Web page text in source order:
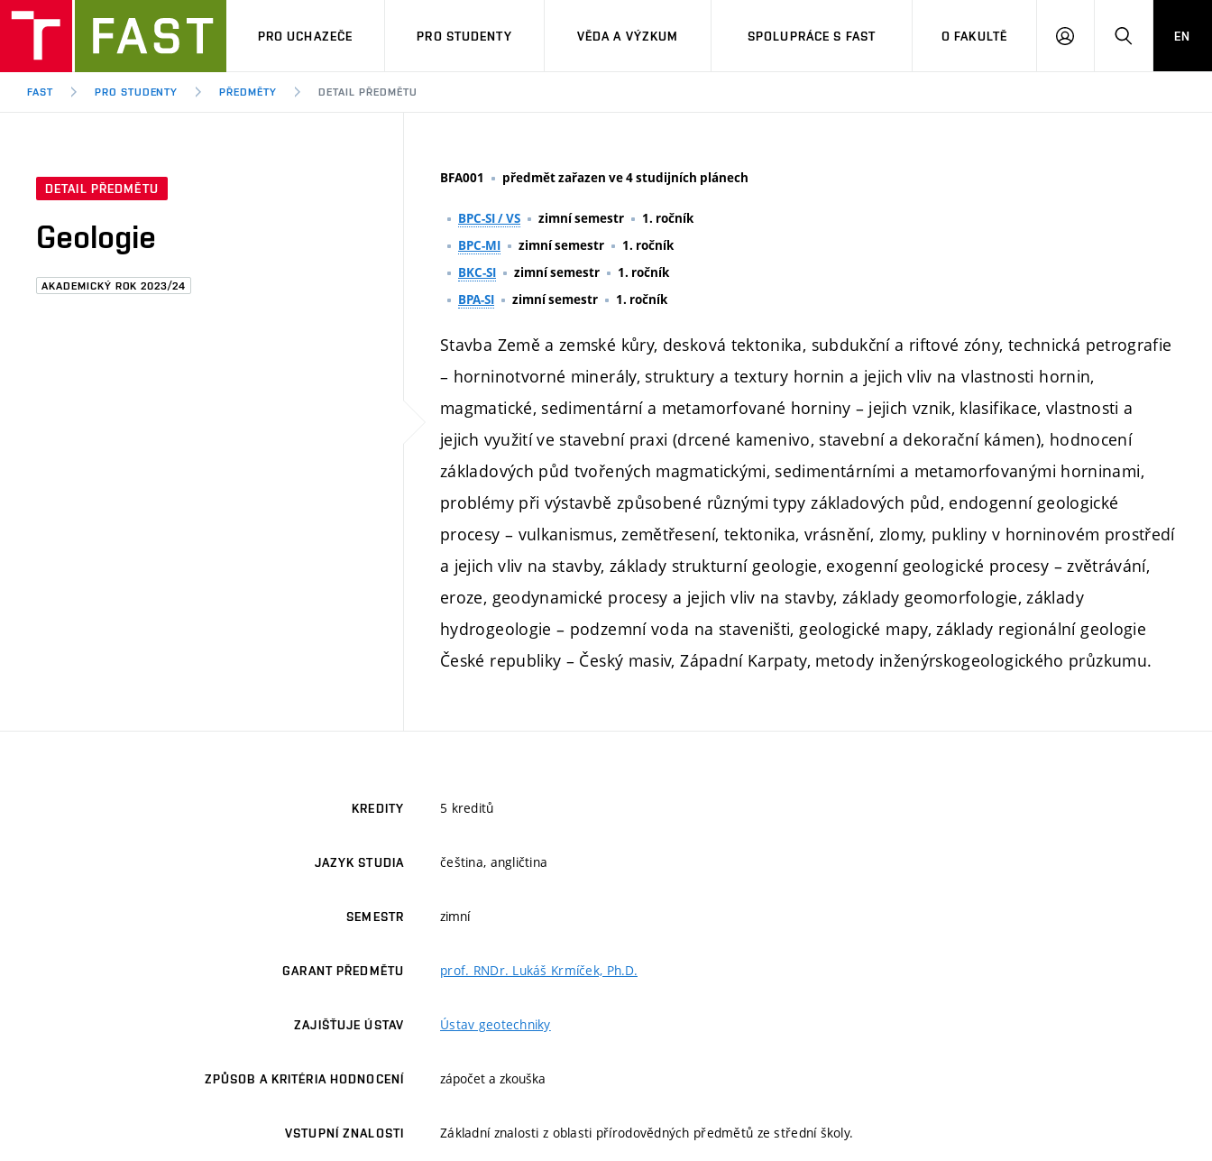
PRO UCHAZEČE PRO STUDENTY VĚDA A VÝZKUM SPOLUPRÁCE S FAST O FAKULTĚ
PŘIHLÁSITHLEDAT
EN
FAST PRO STUDENTY PŘEDMĚTY DETAIL PŘEDMĚTU
DETAIL PŘEDMĚTU
Geologie
AKADEMICKÝ ROK 2023/24
BFA001 předmět zařazen ve 4 studijních plánech
BPC-SI / VS zimní semestr
1. ročník
BPC-MI
zimní semestr
1. ročník
BKC-SI
zimní semestr
1. ročník
BPA-SI
zimní semestr 1. ročník
Stavba Země a zemské kůry, desková tektonika, subdukční a riftové zóny, technická petrografie
– horninotvorné minerály, struktury a textury hornin a jejich vliv na vlastnosti hornin,
magmatické, sedimentární a metamorfované horniny – jejich vznik, klasifikace, vlastnosti a
jejich využití ve stavební praxi (drcené kamenivo, stavební a dekorační kámen), hodnocení
základových půd tvořených magmatickými, sedimentárními a metamorfovanými horninami,
problémy při výstavbě způsobené různými typy základových půd, endogenní geologické
procesy – vulkanismus, zemětřesení, tektonika, vrásnění, zlomy, pukliny v horninovém prostředí
a jejich vliv na stavby, základy strukturní geologie, exogenní geologické procesy – zvětrávání,
eroze, geodynamické procesy a jejich vliv na stavby, základy geomorfologie, základy
hydrogeologie – podzemní voda na staveništi, geologické mapy, základy regionální geologie
České republiky – Český masiv, Západní Karpaty, metody inženýrskogeologického průzkumu.
KREDITY 5 kreditů
JAZYK STUDIA čeština, angličtina
SEMESTR zimní
GARANT PŘEDMĚTU prof. RNDr. Lukáš Krmíček, Ph.D.
ZAJIŠŤUJE ÚSTAV Ústav geotechniky
ZPŮSOB A KRITÉRIA HODNOCENÍ zápočet a zkouška
VSTUPNÍ ZNALOSTI Základní znalosti z oblasti přírodovědných předmětů ze střední školy.